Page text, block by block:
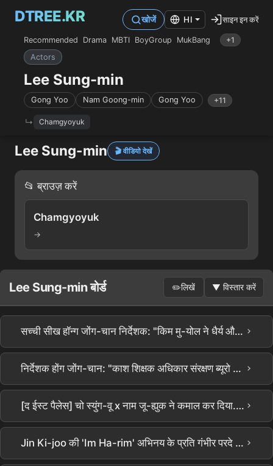
DTREE.KR
Recommended Drama MBTI BoyGroup MukBang
+1
Actors
Lee Sung-min
Gong Yoo Nam Goong-min Gong Yoo +11
Chamgyoyuk
खोजें HI साइन इन करें
Lee Sung-min 🎬 वीडियो देखें
📂 ब्राउज़ करें
Chamgyoyuk
→
Lee Sung-min बोर्ड ✏️लिखें ▼ विस्तार करें
सच्ची सीख हॉन्ग जोंग-चान निर्देशक: "किम मु-योल ने धैर्य और परवाह से नौसिखियों को भी चमकाया"… 3 दिन में वैश्विक नंबर 1 का रहस्य ›
निर्देशक होंग जोंग-चान: "काश शिक्षक अधिकार संरक्षण ब्यूरो असलियत में होता" | Netflix [चामग्योयुक] प्रोडक्शन प्रेजेंटेशन | Teach You a Lesson | Netflix ›
[द ईस्ट पैलेस] चो स्युंग-वू x नाम जू-ह्युक ने कमाल कर दिया.. रोंगटे खड़े कर देने वाले विवरणㄷㄷ नेटफ्लिक्स की नई रिलीज [द ईस्ट पैलेस] टीज़र का गहन विश्लेषण! इसमें सब कुछ दिलचस्प है, है ना??? #the east palace #netflix ›
Jin Ki-joo की 'Im Ha-rim' अभिनय के प्रति गंभीर परदे के पीछे #सच्चीशिक्षा ›